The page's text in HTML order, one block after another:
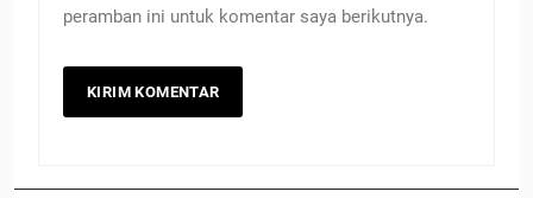
peramban ini untuk komentar saya berikutnya.